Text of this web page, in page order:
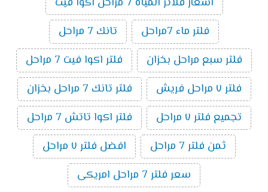
فلتر ماء 7مراحل
تانك 7 مراحل
فلتر سبع مراحل بخزان
فلتر اكوا فيت 7 مراحل
فلتر ٧ مراحل فريش
فلتر تانك 7 مراحل بخزان
تجميع فلتر ٧ مراحل
فلتر اكوا تاتش 7 مراحل
ثمن فلتر 7 مراحل
افضل فلتر ٧ مراحل
سعر فلتر 7 مراحل امريكى